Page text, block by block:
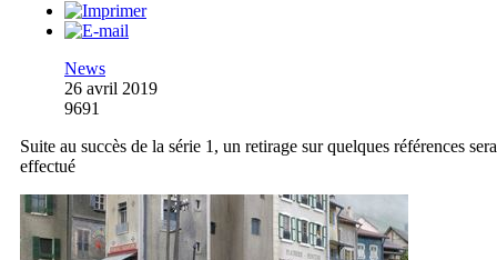
News
26 avril 2019
9691
Suite au succès de la série 1, un retirage sur quelques références sera
effectué